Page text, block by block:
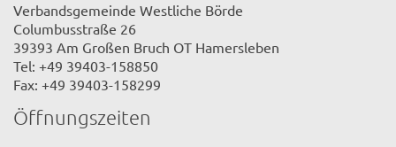
Verbandsgemeinde Westliche Börde
Columbusstraße 26
39393 Am Großen Bruch OT Hamersleben
Tel: +49 39403-158850
Fax: +49 39403-158299
Öffnungszeiten